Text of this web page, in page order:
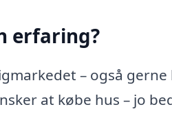
erfaring?
– også
at købe hus – jo